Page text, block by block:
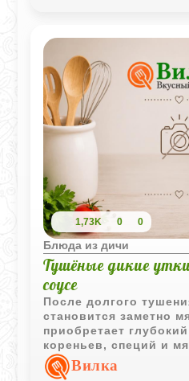
1,73K 0 0
Блюда из дичи
Тушёные дикие
соусе
После долгого
становится заметно
приобретает
кореньев, специй и
молоко делает
слегка бархатистой,
Вилка